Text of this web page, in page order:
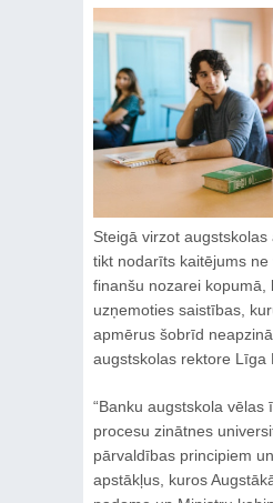
Steigā virzot
tikt nodarīts kaitējums
finanšu nozarei kopumā,
uzņemoties saistības,
apmērus šobrīd
augstskolas rektore Līga
“Banku augstskola vēlas
procesu zinātnes
pārvaldības principiem
apstākļus, kuros